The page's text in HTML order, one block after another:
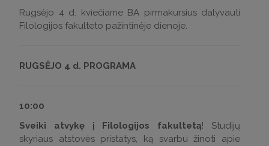
Rugsėjo 4 d. kviečiame BA pirmakursius dalyvauti
Filologijos fakulteto pažintinėje dienoje.
RUGSĖJO 4 d. PROGRAMA
10:00
Sveiki atvykę į Filologijos fakultetą! Studijų
skyriaus atstovės pristatys, ką svarbu žinoti apie